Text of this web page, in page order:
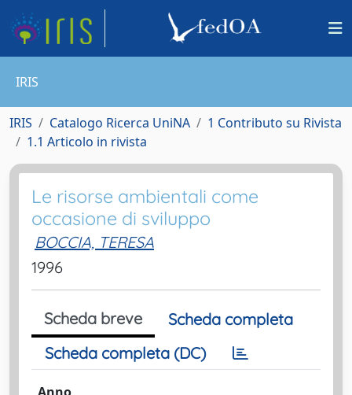
IRIS
IRIS Catalogo Ricerca UniNA
1 Contributo su Rivista
1.1 Articolo in rivista
Le risorse ambientali come
occasione di sviluppo
BOCCIA, TERESA
1996
Scheda breve
Scheda completa
Scheda completa (DC)